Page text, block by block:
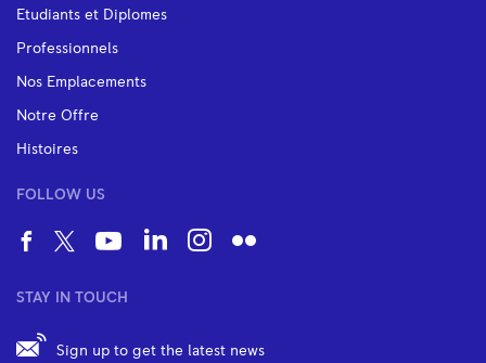
Etudiants et Diplomes
Professionnels
Nos Emplacements
Notre Offre
Histoires
FOLLOW US
STAY IN TOUCH
Sign up to get the latest news